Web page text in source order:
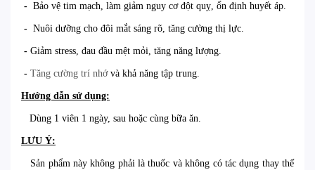
- Bảo vệ tim mạch, làm giảm nguy cơ đột quỵ, ổn định huyết áp.
- Nuôi dưỡng cho đôi mắt sáng rõ, tăng cường thị lực.
- Giảm stress, đau đầu mệt mỏi, tăng năng lượng.
- Tăng cường trí nhớvà khả năng tập trung.
Hướng dẫn sử dụng:
Dùng 1 viên 1 ngày, sau hoặc cùng bữa ăn.
LƯU Ý:
Sản phẩm này không phải là thuốc và không có tác dụng thay thế